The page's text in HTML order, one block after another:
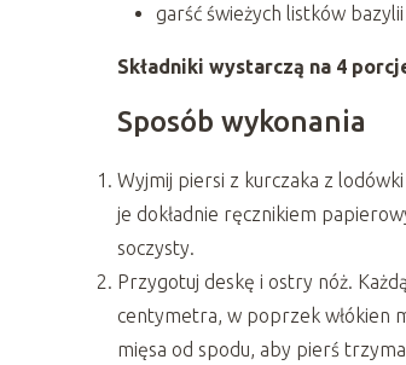
garść świeżych listków
Składniki wystarczą na 4
Sposób wykonania
Wyjmij piersi z kurczaka z
je dokładnie ręcznikiem
soczysty.
Przygotuj deskę i ostry nóż.
centymetra, w poprzek włókien
mięsa od spodu, aby pierś